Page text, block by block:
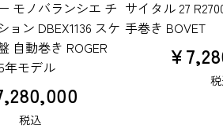
モノバランシエ チ
ョン DBEX1136 スケ
自動巻き ROGER
年モデル
税込
サイタル 27
手巻き BOVET
¥